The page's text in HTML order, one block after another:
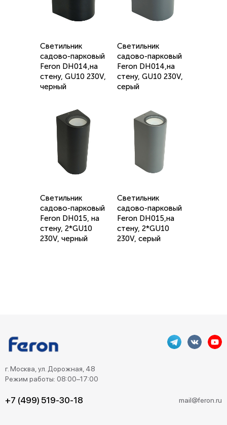
Светильник
садово-парковый
Feron DH014,на
стену, GU10 230V,
черный
Светильник
садово-парковый
Feron DH014,на
стену, GU10 230V,
серый
Светильник
садово-парковый
Feron DH015, на
стену, 2*GU10
230V, черный
Светильник
садово-парковый
Feron DH015,на
стену, 2*GU10
230V, серый
г. Москва, ул. Дорожная, 48
Режим работы: 08:00–17:00
+7 (499) 519-30-18 mail@feron.ru